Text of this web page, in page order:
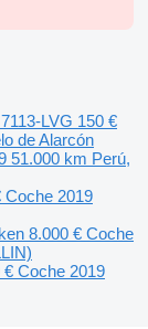
LVG 150 €
de Alarcón
51.000 km Perú,
Coche 2019
8.000 € Coche
€ Coche 2019